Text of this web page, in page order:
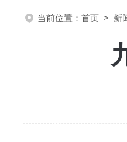
当前位置： 首页 > 新